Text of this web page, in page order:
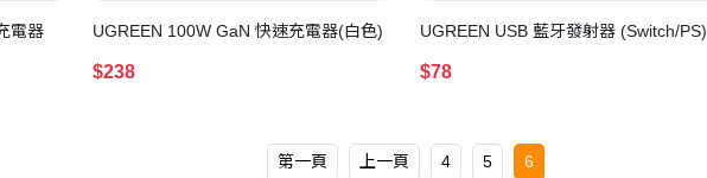
電器 UGREEN 100W GaN 快速充電器(白色)
$238
UGREEN USB 藍牙發射器 (Switch/PS)
$78
第一頁 上一頁 4 5 6